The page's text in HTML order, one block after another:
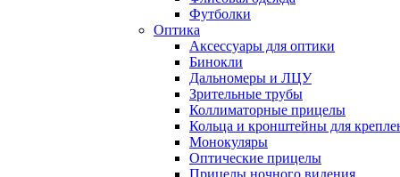
Футболки
Оптика
Аксессуары для оптики
Бинокли
Дальномеры и ЛЦУ
Зрительные трубы
Коллиматорные прицелы
Кольца и кронштейны для
Монокуляры
Оптические прицелы
Прицелы ночного видения